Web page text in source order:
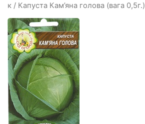
к / Капуста Кам’яна голова (вага 0,5г.)